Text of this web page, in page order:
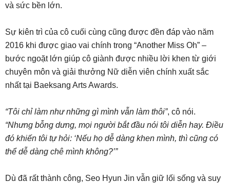
và sức bền lớn.
Sự kiên trì của cô cuối cùng cũng được đền đáp vào năm
2016 khi được giao vai chính trong “Another Miss Oh” –
bước ngoặt lớn giúp cô giành được nhiều lời khen từ giới
chuyên môn và giải thưởng Nữ diễn viên chính xuất sắc
nhất tại Baeksang Arts Awards.
“Tôi chỉ làm như những gì mình vẫn làm thôi”, cô nói.
“Nhưng bỗng dưng, mọi người bắt đầu nói tôi diễn hay. Điều
đó khiến tôi tự hỏi: ‘Nếu họ dễ dàng khen mình, thì cũng có
thể dễ dàng chê mình không?’”
Dù đã rất thành công, Seo Hyun Jin vẫn giữ lối sống và suy